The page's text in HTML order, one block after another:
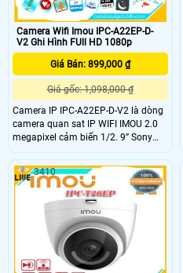
Camera Wifi Imou IPC-A22EP-D-
V2 Ghi Hình FUll HD 1080p
Giá Bán: 899,000 ₫
Giá gốc: 1,098,000 ₫
Camera IP IPC-A22EP-D-V2 là dòng
camera quan sat IP WIFI IMOU 2.0
megapixel cảm biến 1/2. 9” Sony
NIR,
25/30fps@2.0Mp(1920×1080),Chống
ngược sáng DWDR, chế độ ngày
đêm(ICR), tự động cân bằng trắng
(AWB),Tự động bù sáng (AGC),
Chống nhiễu (3D-DNR)
3410